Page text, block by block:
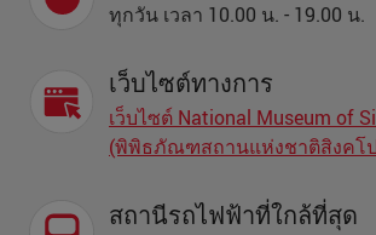
ทุกวัน เวลา 10.00 น. - 19.00 น.
เว็บไซต์ทางการ
เว็บไซต์ National Museum of
(พิพิธภัณฑสถานแห่งชาติสิงคโ
สถานีรถไฟฟ้าที่ใกล้ที่สุด